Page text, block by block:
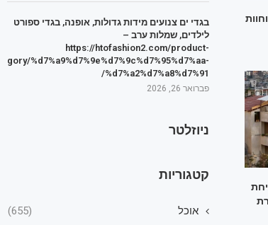
בגדי ים צנועים מידות גדולות, אופנה, בגדי ספורט
לילדים, שמלות ערב –
https://htofashion2.com/product-
%d7%a9%d7%9e%d7%9c%d7%95%d7%aa-
%d7%a2%d7%a8%d7%91/
פברואר 26, 2026
ניוזלטר
קטגוריות
אוכל (655)